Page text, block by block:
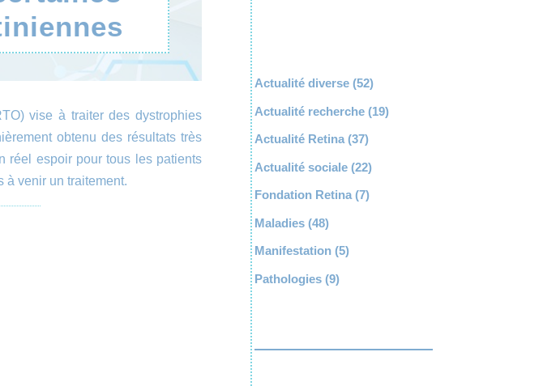
vise à traiter des dystrophies
obtenu des résultats très
réel espoir pour tous les patients
à venir un traitement.
Actualité diverse(52)
Actualité recherche(19)
Actualité Retina(37)
Actualité sociale(22)
Fondation Retina(7)
Maladies(48)
Manifestation(5)
Pathologies(9)